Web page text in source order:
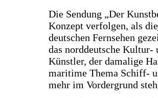
Die Sendung „Der
Konzept verfolgen, als
deutschen Fernsehen
das norddeutsche Kultur-
Künstler, der damalige
maritime Thema Schiff-
mehr im Vordergrund